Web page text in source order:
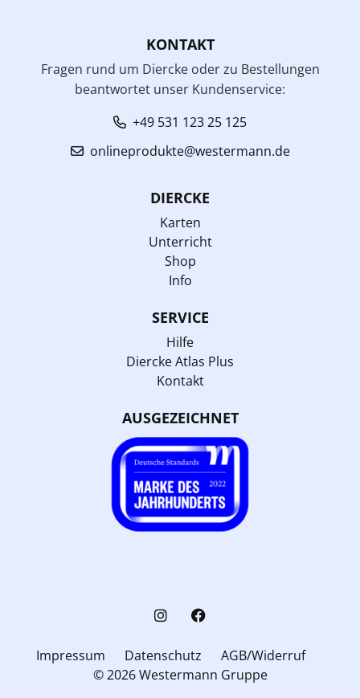
KONTAKT
Fragen rund um Diercke oder zu Bestellungen
beantwortet unser Kundenservice:
+49 531 123 25 125
onlineprodukte@westermann.de
DIERCKE
Karten
Unterricht
Shop
Info
SERVICE
Hilfe
Diercke Atlas Plus
Kontakt
AUSGEZEICHNET
Impressum Datenschutz
AGB/Widerruf
© 2026 Westermann Gruppe